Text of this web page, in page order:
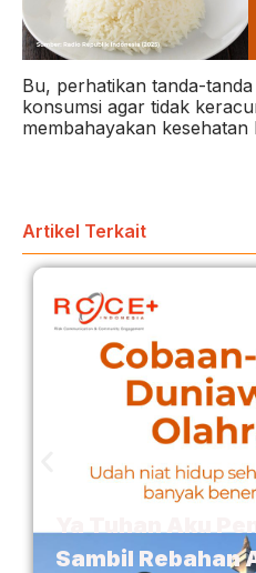
Bu, perhatikan tanda-
konsumsi agar tidak
membahayakan
Artikel Terkait
Ya Tuhan Aku
Sambil Rebahan